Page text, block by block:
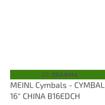
Z
D
A
R
ZDARMA
MEINL Cymbals - CYMBAL
16" CHINA B16EDCH